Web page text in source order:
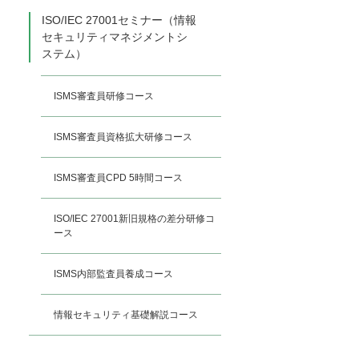
ISO/IEC 27001セミナー（情報
セキュリティマネジメントシ
ステム）
ISMS審査員研修コース
ISMS審査員資格拡大研修コース
ISMS審査員CPD 5時間コース
ISO/IEC 27001新旧規格の差分研修コ
ース
ISMS内部監査員養成コース
情報セキュリティ基礎解説コース